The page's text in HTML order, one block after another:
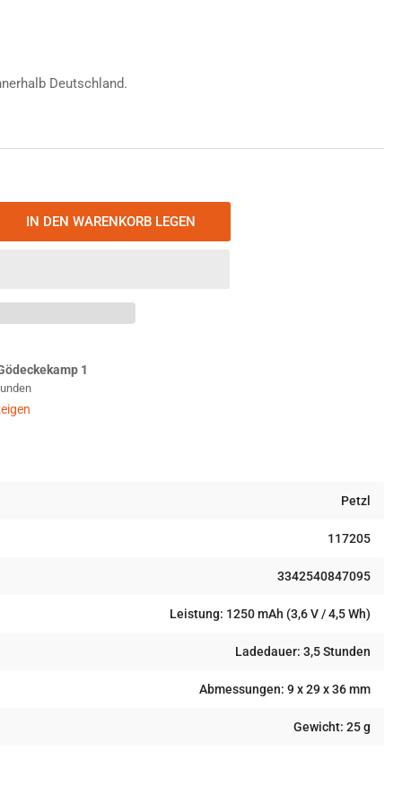
Deutschland.
IN DEN WARENKORB LEGEN
1
Petzl
117205
3342540847095
Leistung: 1250 mAh (3,6 V / 4,5 Wh)
Ladedauer: 3,5 Stunden
Abmessungen: 9 x 29 x 36 mm
Gewicht: 25 g